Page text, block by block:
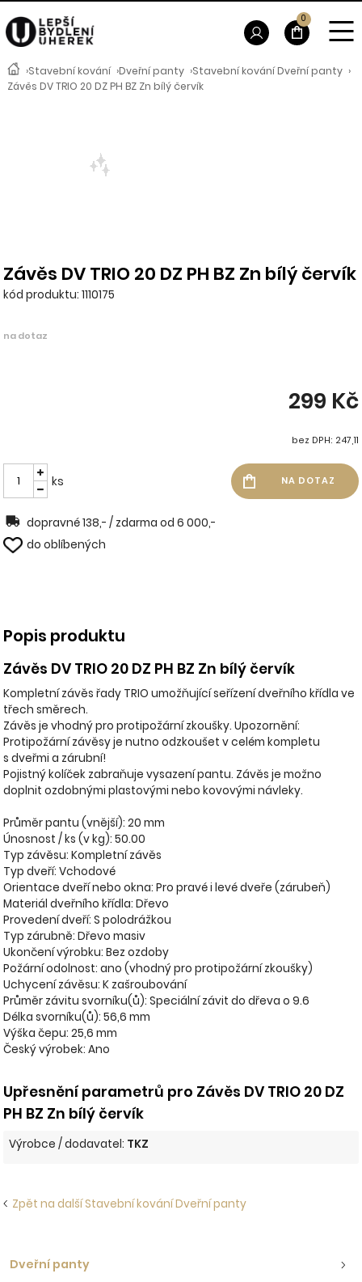
›Stavební kování ›Dveřní panty ›Stavební kování Dveřní panty ›
Závěs DV TRIO 20 DZ PH BZ Zn bílý červík
Závěs DV TRIO 20 DZ PH BZ Zn bílý červík
kód produktu: 1110175
na dotaz
299 Kč
bez DPH: 247,11
ks
dopravné 138,- / zdarma od 6 000,-
do oblíbených
Popis produktu
Závěs DV TRIO 20 DZ PH BZ Zn bílý červík
Kompletní závěs řady TRIO umožňující seřízení dveřního křídla ve
třech směrech.
Závěs je vhodný pro protipožární zkoušky. Upozornění:
Protipožární závěsy je nutno odzkoušet v celém kompletu
s dveřmi a zárubní!
Pojistný kolíček zabraňuje vysazení pantu. Závěs je možno
doplnit ozdobnými plastovými nebo kovovými návleky.
Průměr pantu (vnější): 20 mm
Únosnost / ks (v kg): 50.00
Typ závěsu: Kompletní závěs
Typ dveří: Vchodové
Orientace dveří nebo okna: Pro pravé i levé dveře (zárubeň)
Materiál dveřního křídla: Dřevo
Provedení dveří: S polodrážkou
Typ zárubně: Dřevo masiv
Ukončení výrobku: Bez ozdoby
Požární odolnost: ano (vhodný pro protipožární zkoušky)
Uchycení závěsu: K zašroubování
Průměr závitu svorníku(ů): Speciální závit do dřeva o 9.6
Délka svorníku(ů): 56,6 mm
Výška čepu: 25,6 mm
Český výrobek: Ano
Upřesnění parametrů pro Závěs DV TRIO 20 DZ
PH BZ Zn bílý červík
Výrobce / dodavatel: TKZ
Zpět na další Stavební kování Dveřní panty
Dveřní panty
0